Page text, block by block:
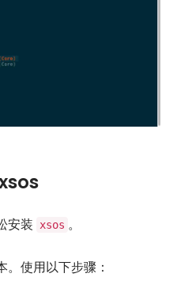
安装 xsos 。
使用以下步骤：